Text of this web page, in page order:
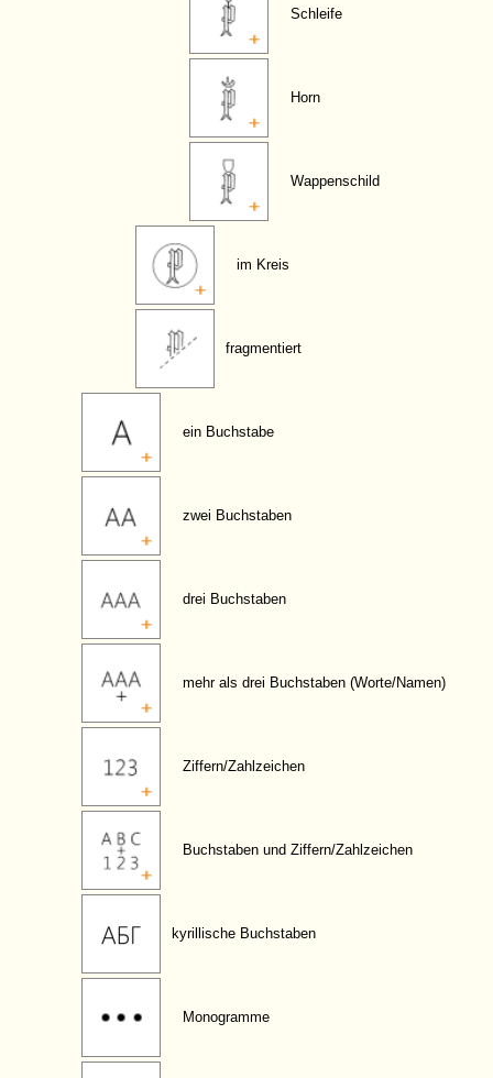
Schleife
Horn
Wappenschild
im Kreis
fragmentiert
ein Buchstabe
zwei Buchstaben
drei Buchstaben
mehr als drei Buchstaben (Worte/Namen)
Ziffern/Zahlzeichen
Buchstaben und Ziffern/Zahlzeichen
kyrillische Buchstaben
Monogramme